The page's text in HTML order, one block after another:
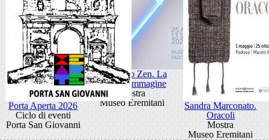
Giancarlo Zen. La
luce fa l'immagine
Mostra
Museo Eremitani
Sandra Marconato.
Oracoli
Mostra
Museo Eremitani
Porta Aperta 2026
Ciclo di eventi
Porta San Giovanni